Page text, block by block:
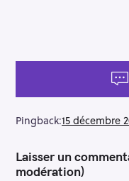
g
o
Pingback:15 décembre
Laisser un
modération)